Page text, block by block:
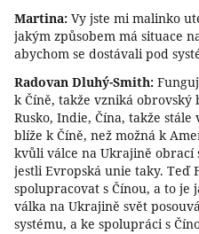
Martina: Vy jste mi malinko
jakým způsobem má situace
abychom se dostávali pod
Radovan Dluhý-Smith:
k Číně, takže vzniká obrovský
Rusko, Indie, Čína, takže stále
blíže k Číně, než možná k
kvůli válce na Ukrajině obrací
jestli Evropská unie taky. Teď
spolupracovat s Čínou, a to
válka na Ukrajině svět
systému, a ke spolupráci s